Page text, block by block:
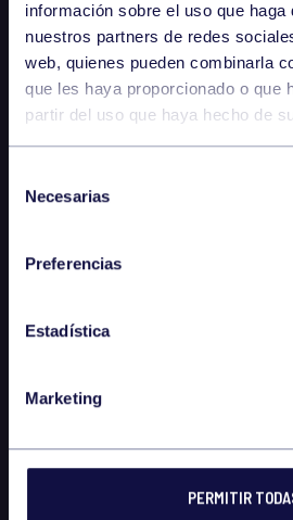
información sobre el uso que haga
nuestros partners de redes
web, quienes pueden combinarla
que les haya proporcionado o que
partir del uso que haya hecho de
Necesarias
Preferencias
Estadística
Marketing
PERMITIR